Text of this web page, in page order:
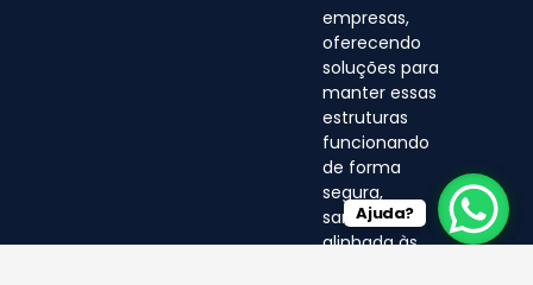
empresas,
oferecendo
soluções para
manter essas
estruturas
funcionando
de forma
segura,
sanitária e
alinhada às
Ajuda?